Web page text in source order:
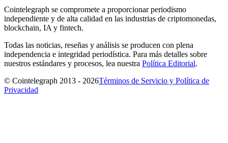
Cointelegraph se compromete a proporcionar periodismo
independiente y de alta calidad en las industrias de criptomonedas,
blockchain, IA y fintech.
Todas las noticias, reseñas y análisis se producen con plena
independencia e integridad periodística. Para más detalles sobre
nuestros estándares y procesos, lea nuestra Política Editorial.
© Cointelegraph 2013 - 2026Términos de Servicio y Política de
Privacidad